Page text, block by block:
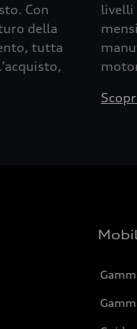
Con
della
tutta
livelli